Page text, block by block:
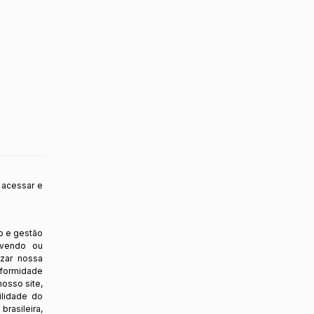
e
e gestão
ou
nossa
site,
do